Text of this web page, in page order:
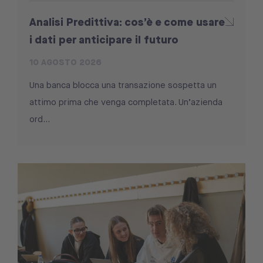
Analisi Predittiva: cos’è e come usare
i dati per anticipare il futuro
Una banca blocca una transazione sospetta un
attimo prima che venga completata. Un’azienda
ord...